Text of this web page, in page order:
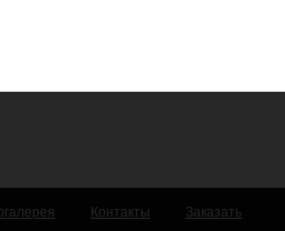
Контакты
Заказать